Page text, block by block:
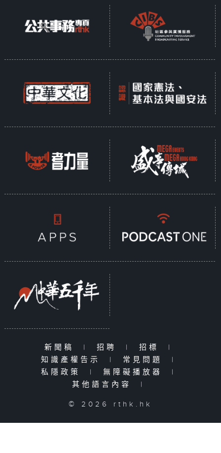
新聞稿 | 招聘 | 招標
|
知識產權告示
| 常見問題
|
私隱政策
| 無障礙播放器
|
其他語言內容
|
© 2026 rthk.hk